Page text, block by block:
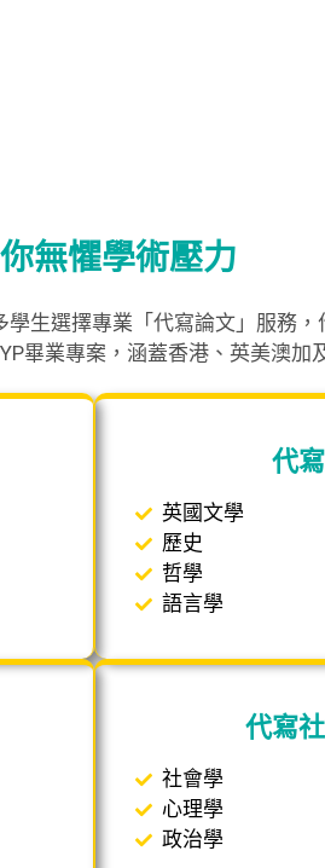
無懼學術壓力
生選擇專業「代寫論文」服務
畢業專案，涵蓋香港、英美澳
代
英國文學
歷史
哲學
語言學
代寫
社會學
心理學
政治學